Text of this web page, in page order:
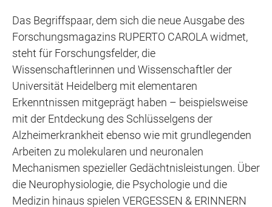
Das Begriffspaar, dem sich die neue Ausgabe des
Forschungsmagazins RUPERTO CAROLA widmet,
steht für Forschungsfelder, die
Wissenschaftlerinnen und Wissenschaftler der
Universität Heidelberg mit elementaren
Erkenntnissen mitgeprägt haben – beispielsweise
mit der Entdeckung des Schlüsselgens der
Alzheimerkrankheit ebenso wie mit grundlegenden
Arbeiten zu molekularen und neuronalen
Mechanismen spezieller Gedächtnisleistungen. Über
die Neurophysiologie, die Psychologie und die
Medizin hinaus spielen VERGESSEN & ERINNERN